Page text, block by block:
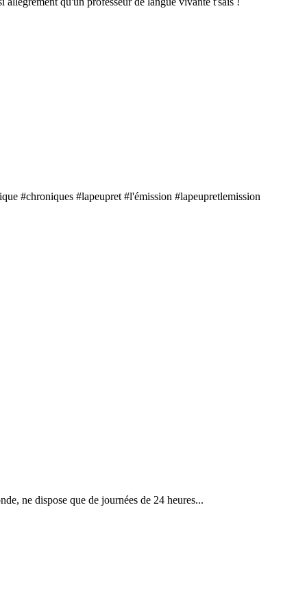
#chroniques #lapeupret #l'émission #lapeupretlemission
ne dispose que de journées de 24 heures...